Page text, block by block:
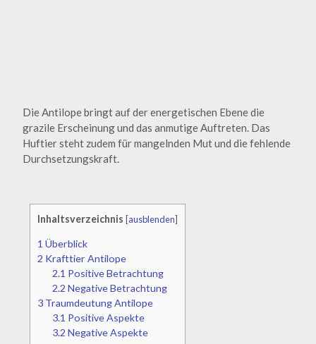
Die Antilope bringt auf der energetischen Ebene die
grazile Erscheinung und das anmutige Auftreten. Das
Huftier steht zudem für mangelnden Mut und die fehlende
Durchsetzungskraft.
Inhaltsverzeichnis [ausblenden]
1 Überblick
2 Krafttier Antilope
2.1 Positive Betrachtung
2.2 Negative Betrachtung
3 Traumdeutung Antilope
3.1 Positive Aspekte
3.2 Negative Aspekte